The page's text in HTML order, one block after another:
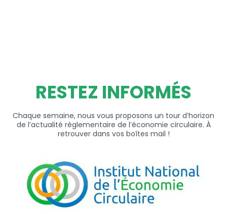
RESTEZ INFORMÉS
Chaque semaine, nous vous proposons un tour d’horizon
de l’actualité règlementaire de l’économie circulaire. À
retrouver dans vos boîtes mail !